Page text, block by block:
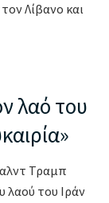
Λίβανο και
λαό του
Τραμπ
λαού του Ιράν